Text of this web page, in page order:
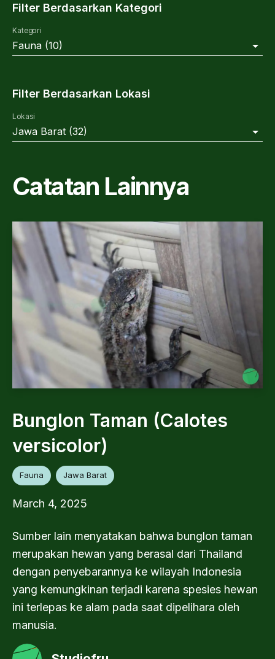
Filter Berdasarkan Kategori
Kategori
Fauna (10)
Filter Berdasarkan Lokasi
Lokasi
Jawa Barat (32)
Catatan Lainnya
Bunglon Taman (Calotes
versicolor)
Fauna Jawa Barat
March 4, 2025
Sumber lain menyatakan bahwa bunglon taman
merupakan hewan yang berasal dari Thailand
dengan penyebarannya ke wilayah Indonesia
yang kemungkinan terjadi karena spesies hewan
ini terlepas ke alam pada saat dipelihara oleh
manusia.